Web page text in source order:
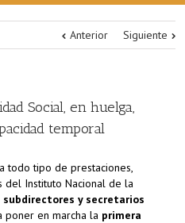
Anterior Siguiente
Social, en huelga,
temporal
todo tipo de prestaciones,
del Instituto Nacional de la
subdirectores y secretarios
poner en marcha la primera